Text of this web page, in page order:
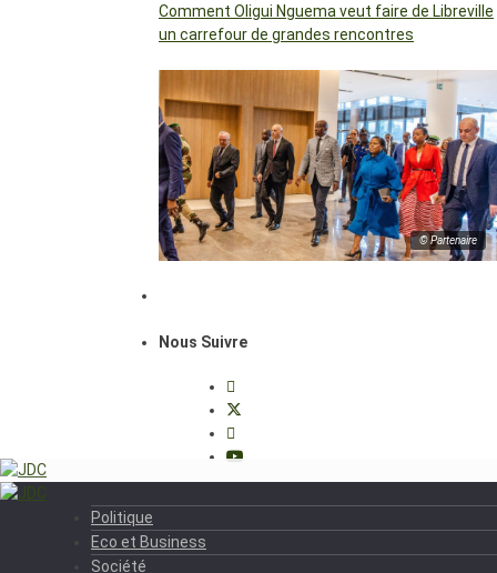
Comment Oligui Nguema veut faire de Libreville
un carrefour de grandes rencontres
© Partenaire
Nous Suivre
Politique
Eco et Business
Société